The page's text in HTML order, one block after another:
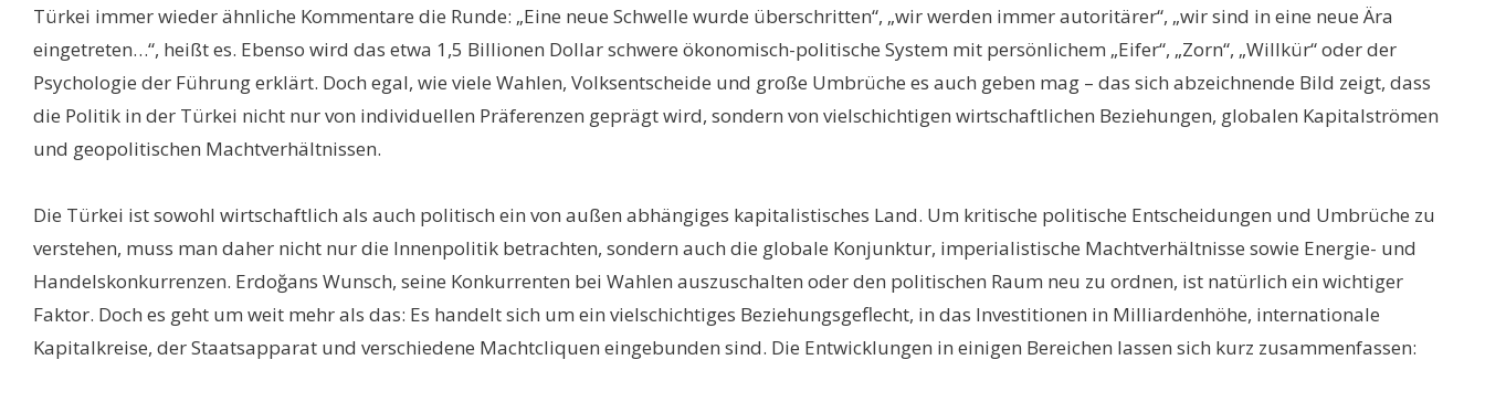
Türkei immer wieder ähnliche Kommentare die Runde: „Eine neue Schwelle wurde überschritten“, „wir werden immer autoritärer“, „wir sind in eine neue Ära
eingetreten…“, heißt es. Ebenso wird das etwa 1,5 Billionen Dollar schwere ökonomisch-politische System mit persönlichem „Eifer“, „Zorn“, „Willkür“ oder der
Psychologie der Führung erklärt. Doch egal, wie viele Wahlen, Volksentscheide und große Umbrüche es auch geben mag – das sich abzeichnende Bild zeigt, dass
die Politik in der Türkei nicht nur von individuellen Präferenzen geprägt wird, sondern von vielschichtigen wirtschaftlichen Beziehungen, globalen Kapitalströmen
und geopolitischen Machtverhältnissen.
Die Türkei ist sowohl wirtschaftlich als auch politisch ein von außen abhängiges kapitalistisches Land. Um kritische politische Entscheidungen und Umbrüche zu
verstehen, muss man daher nicht nur die Innenpolitik betrachten, sondern auch die globale Konjunktur, imperialistische Machtverhältnisse sowie Energie- und
Handelskonkurrenzen. Erdoğans Wunsch, seine Konkurrenten bei Wahlen auszuschalten oder den politischen Raum neu zu ordnen, ist natürlich ein wichtiger
Faktor. Doch es geht um weit mehr als das: Es handelt sich um ein vielschichtiges Beziehungsgeflecht, in das Investitionen in Milliardenhöhe, internationale
Kapitalkreise, der Staatsapparat und verschiedene Machtcliquen eingebunden sind. Die Entwicklungen in einigen Bereichen lassen sich kurz zusammenfassen: